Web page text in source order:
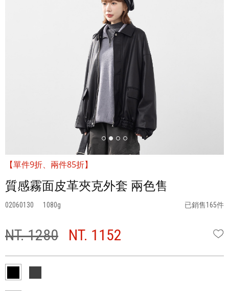
【單件9折、兩件85折】
質感霧面皮革夾克外套 兩色售
02060130 1080 已銷售165件
NT. 1280 NT. 1152